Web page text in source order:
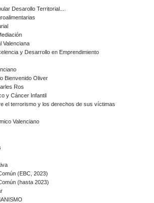
Desarollo Territorial....
Valenciana
y Desarrollo en Emprendimiento
Bienvenido Oliver
Ros
y Cáncer Infantil
el terrorismo y los derechos de sus víctimas
Valenciano
(EBC, 2023)
(hasta 2023)